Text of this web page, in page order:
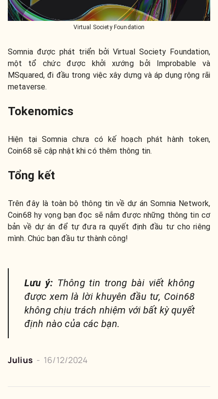
Virtual Society Foundation
Somnia được phát triển bởi Virtual Society Foundation,
một tổ chức được khởi xướng bởi Improbable và
MSquared, đi đầu trong việc xây dựng và áp dụng rộng rãi
metaverse.
Tokenomics
Hiện tại Somnia chưa có kế hoạch phát hành token,
Coin68 sẽ cập nhật khi có thêm thông tin.
Tổng kết
Trên đây là toàn bộ thông tin về dự án Somnia Network,
Coin68 hy vọng bạn đọc sẽ nắm được những thông tin cơ
bản về dự án để tự đưa ra quyết định đầu tư cho riêng
mình. Chúc bạn đầu tư thành công!
Lưu ý: Thông tin trong bài viết không
được xem là lời khuyên đầu tư, Coin68
không chịu trách nhiệm với bất kỳ quyết
định nào của các bạn.
Julius - 16/12/2024